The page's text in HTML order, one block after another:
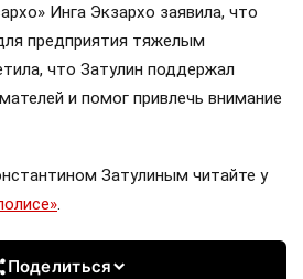
Инга Экзархо заявила, что
предприятия тяжелым
что Затулин поддержал
и помог привлечь внимание
Затулиным читайте у
.
Поделиться